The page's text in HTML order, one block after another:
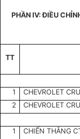
PHẦN IV: ĐIỀU
TT
1
CHEVROLET
2
CHEVROLET
1
CHIẾN THẮNG